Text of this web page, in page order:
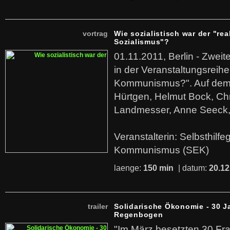
vortrag
Wie sozialistisch war der
Sozialismus"?
01.11.2011, Berlin -
in der
Kommunismus?". Auf
Hürtgen, Helmut Bock,
Landmesser, Anne
Veranstalterin:
Kommunismus (SEK)
laenge: 150 min | datum:
trailer
Solidarische Ökonomie - 30
Regenbogen